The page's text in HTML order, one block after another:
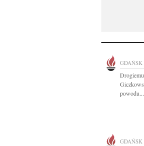
GDAŃSK
powodu...
GDAŃSK